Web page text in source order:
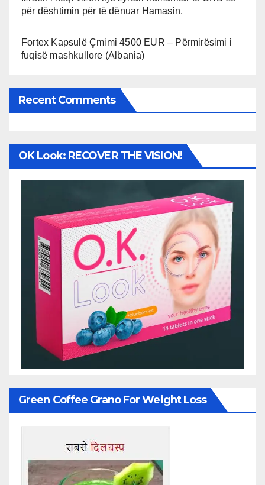
për dështimin për të dënuar Hamasin.
Fortex Kapsulë Çmimi 4500 EUR – Përmirësimi i
fuqisë mashkullore (Albania)
Recent Comments
OK Look: RECOVER THE VISION!
Green Coffee Grano For Weight Loss